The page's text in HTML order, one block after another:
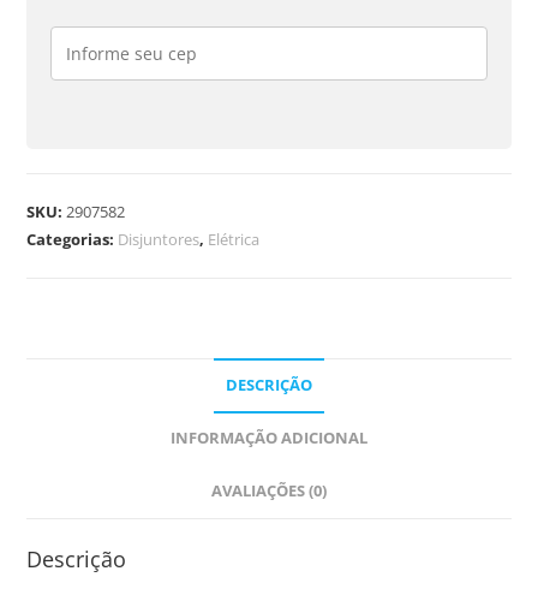
SKU: 2907582
Categorias: Disjuntores, Elétrica
DESCRIÇÃO
INFORMAÇÃO ADICIONAL
AVALIAÇÕES (0)
Descrição